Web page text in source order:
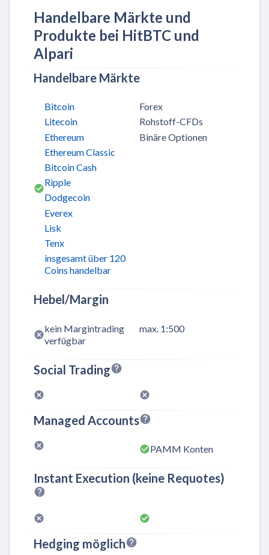
Handelbare Märkte und
Produkte bei HitBTC und
Alpari
Handelbare Märkte
Bitcoin
Litecoin
Ethereum
Ethereum Classic
Bitcoin Cash
Ripple
Dodgecoin
Everex
Lisk
Tenx
insgesamt über 120
Coins handelbar
Forex
Rohstoff-CFDs
Binäre Optionen
Hebel/Margin
kein Margintrading
verfügbar
max. 1:500
Social Trading
Managed Accounts
PAMM Konten
Instant Execution (keine Requotes)
Hedging möglich